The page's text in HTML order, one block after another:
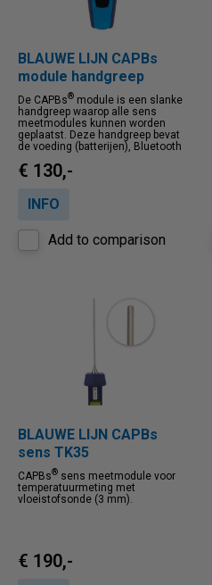
BLAUWE LIJN CAPBs
module handgreep
De CAPBs® module is een slanke
handgreep waarop alle sens
meetmodules kunnen worden
geplaatst. Deze handgreep bevat
de voeding (batterijen), Bluetooth
€ 130,-
INFO
Add to comparison
BLAUWE LIJN CAPBs
sens TK35
CAPBs® sens meetmodule voor
temperatuurmeting met
vloeistofsonde (3 mm).
€ 190,-